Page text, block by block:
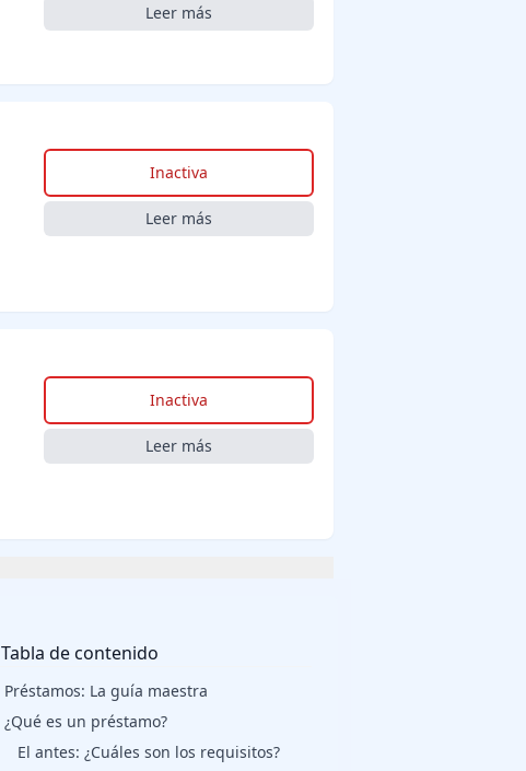
Leer más
Leer más
Inactiva
Leer más
Inactiva
Tabla de contenido
Préstamos: La guía maestra
¿Qué es un préstamo?
El antes: ¿Cuáles son los requisitos?